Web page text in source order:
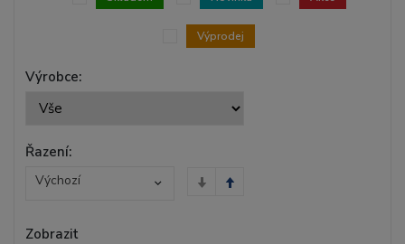
Výrobce:
Výprodej
Řazení:
Výchozí
Zobrazit